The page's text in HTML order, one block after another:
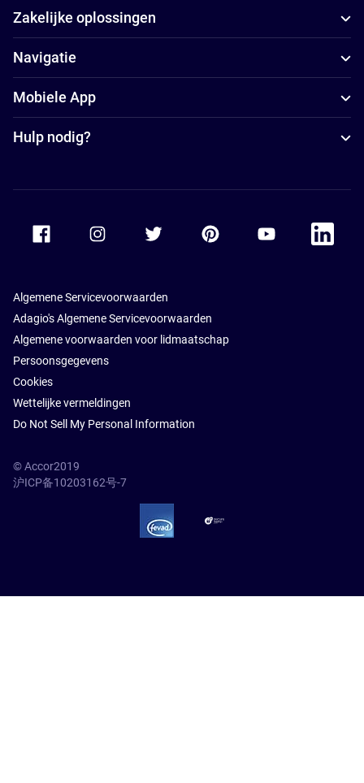
Zakelijke oplossingen
Navigatie
Mobiele App
Hulp nodig?
Accor Facebook Accor TwitterAccor PinterestAccor Youtube
Accor
Algemene Servicevoorwaarden
Adagio's Algemene Servicevoorwaarden
Algemene voorwaarden voor lidmaatschap
Persoonsgegevens
Cookies
Wettelijke vermeldingen
Do Not Sell My Personal Information
© Accor2019
沪ICP备10203162号-7